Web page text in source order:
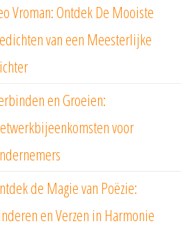
Vroman: Ontdek De Mooiste
van een Meesterlijke
en Groeien:
voor
de Magie van Poëzie:
en Verzen in Harmonie